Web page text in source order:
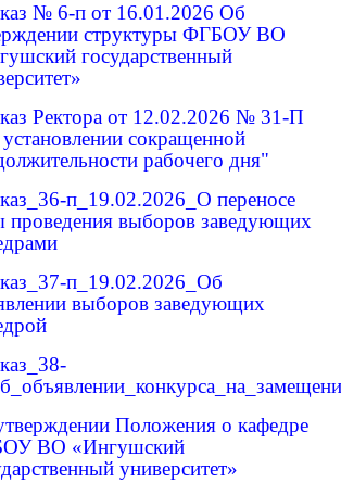
№ 6-п от 16.01.2026 Об
структуры ФГБОУ ВО
государственный
Ректора от 12.02.2026 № 31-П
сокращенной
рабочего дня"
п_19.02.2026_О переносе
проведения выборов заведующих
п_19.02.2026_Об
выборов заведующих
Положения о кафедре
ВО «Ингушский
университет»